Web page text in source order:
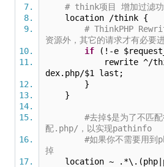
# think项目 增加过滤功
location /think {
# ThinkPHP Rewrite,
资源外，其它的请求才有必要
if (!-e
rewrite ^/think/
dex.php/$1 last;
}
}
#去掉$是为了不匹配行
配.php/，以实现pathinfo
#如果你不需要用到
掉
location ~